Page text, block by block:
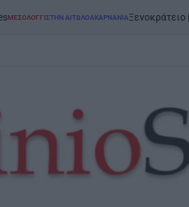
ΑΙΤΩΛΟΑΚΑΡΝΑΝΊΑΞενοκράτειο | 9/8 |